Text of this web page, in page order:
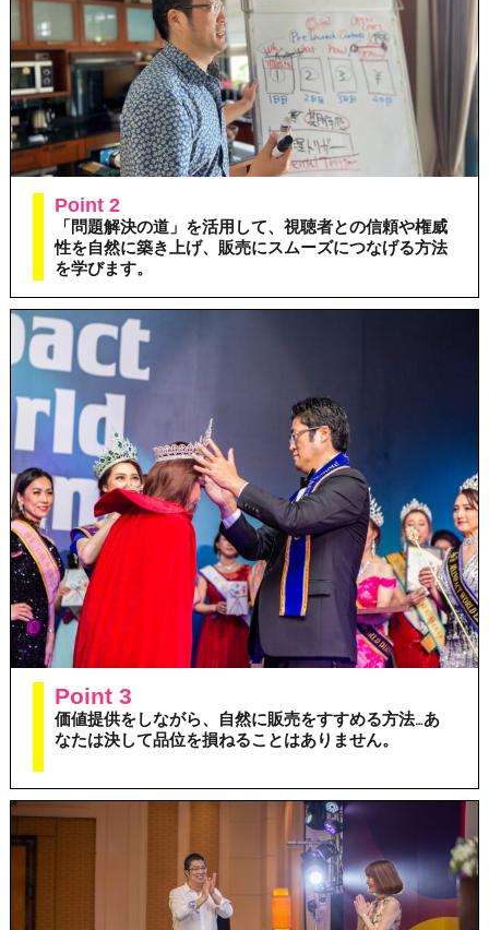
Point 2
「問題解決の道」を活用して、視聴者との信頼や権威
性を自然に築き上げ、販売にスムーズにつなげる方法
を学びます。
Point 3
価値提供をしながら、自然に販売をすすめる方法…あ
なたは決して品位を損ねることはありません。